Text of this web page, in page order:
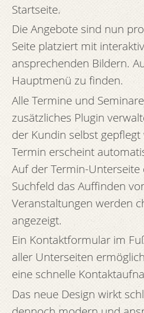
Startseite.
Die Angebote sind nun
Seite platziert mit
ansprechenden Bildern.
Hauptmenü zu finden.
Alle Termine und
zusätzliches Plugin
der Kundin selbst
Termin erscheint
Auf der Termin-
Suchfeld das Auffinden
Veranstaltungen werden
angezeigt.
Ein Kontaktformular im
aller Unterseiten
eine schnelle
Das neue Design wirkt